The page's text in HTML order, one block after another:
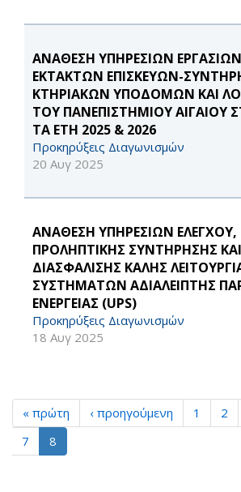
ΑΝΑΘΕΣΗ ΥΠΗΡΕΣΙΩΝ
ΕΚΤΑΚΤΩΝ ΕΠΙΣΚΕΥΩΝ-
ΚΤΗΡΙΑΚΩΝ ΥΠΟΔΟΜΩΝ ΚΑΙ
ΤΟΥ ΠΑΝΕΠΙΣΤΗΜΙΟΥ ΑΙΓΑΙΟΥ
ΤΑ ΕΤΗ 2025 & 2026
Προκηρύξεις Διαγωνισμών
20 Αυγ 2025
ΑΝΑΘΕΣΗ ΥΠΗΡΕΣΙΩΝ ΕΛΕΓΧΟΥ,
ΠΡΟΛΗΠΤΙΚΗΣ ΣΥΝΤΗΡΗΣΗΣ ΚΑΙ
ΔΙΑΣΦΑΛΙΣΗΣ ΚΑΛΗΣ
ΣΥΣΤΗΜΑΤΩΝ ΑΔΙΑΛΕΙΠΤΗΣ
ΕΝΕΡΓΕΙΑΣ (UPS)
Προκηρύξεις Διαγωνισμών
18 Αυγ 2025
« πρώτη ‹ προηγούμενη 1 2
7
8